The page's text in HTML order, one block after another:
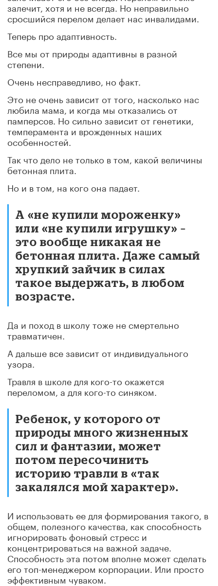
залечит, хотя и не всегда. Но неправильно
сросшийся перелом делает нас инвалидами.
Теперь про адаптивность.
Все мы от природы адаптивны в разной
степени.
Очень несправедливо, но факт.
Это не очень зависит от того, насколько нас
любила мама, и когда мы отказались от
памперсов. Но сильно зависит от генетики,
темперамента и врожденных наших
особенностей.
Так что дело не только в том, какой величины
бетонная плита.
Но и в том, на кого она падает.
А «не купили мороженку»
или «не купили игрушку» –
это вообще никакая не
бетонная плита. Даже самый
хрупкий зайчик в силах
такое выдержать, в любом
возрасте.
Да и поход в школу тоже не смертельно
травматичен.
А дальше все зависит от индивидуального
узора.
Травля в школе для кого-то окажется
переломом, а для кого-то синяком.
Ребенок, у которого от
природы много жизненных
сил и фантазии, может
потом пересочинить
историю травли в «так
закалялся мой характер».
И использовать ее для формирования такого, в
общем, полезного качества, как способность
игнорировать фоновый стресс и
концентрироваться на важной задаче.
Способность эта потом вполне может сделать
его топ-менеджером корпорации. Или просто
эффективным чуваком.